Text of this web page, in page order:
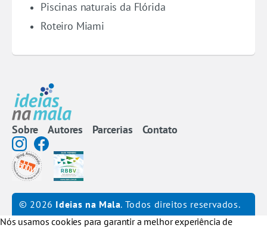
Piscinas naturais da Flórida
Roteiro Miami
Sobre Autores Parcerias Contato
© 2026 Ideias na Mala. Todos direitos reservados.
Nós usamos cookies para garantir a melhor experiência de